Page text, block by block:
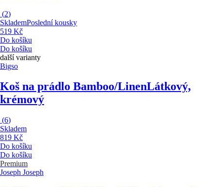
(2)
SklademPoslední kousky
519 Kč
Do košíku
Do košíku
další varianty
Bigso
Koš na prádlo Bamboo/LinenLátkový,
krémový
(6)
Skladem
819 Kč
Do košíku
Do košíku
Premium
Joseph Joseph